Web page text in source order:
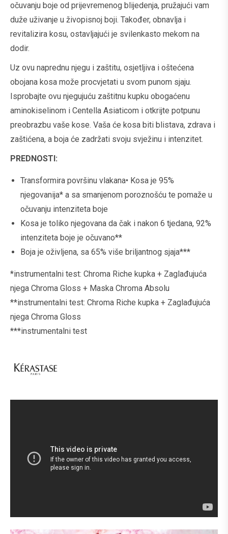
očuvanju boje od prijevremenog blijedenja, pružajući vam
duže uživanje u živopisnoj boji. Također, obnavlja i
revitalizira kosu, ostavljajući je svilenkasto mekom na
dodir.
Uz ovu naprednu njegu i zaštitu, osjetljiva i oštećena
obojana kosa može procvjetati u svom punom sjaju.
Isprobajte ovu njegujuću zaštitnu kupku obogaćenu
aminokiselinom i Centella Asiaticom i otkrijte potpunu
preobrazbu vaše kose. Vaša će kosa biti blistava, zdrava i
zaštićena, a boja će zadržati svoju svježinu i intenzitet.
PREDNOSTI:
Transformira površinu vlakana• Kosa je 95%
njegovanija* a sa smanjenom poroznošću te pomaže u
očuvanju intenziteta boje
Kosa je toliko njegovana da čak i nakon 6 tjedana, 92%
intenziteta boje je očuvano**
Boja je oživljena, sa 65% više briljantnog sjaja***
*instrumentalni test: Chroma Riche kupka + Zaglađujuća
njega Chroma Gloss + Maska Chroma Absolu
**instrumentalni test: Chroma Riche kupka + Zaglađujuća
njega Chroma Gloss
***instrumentalni test